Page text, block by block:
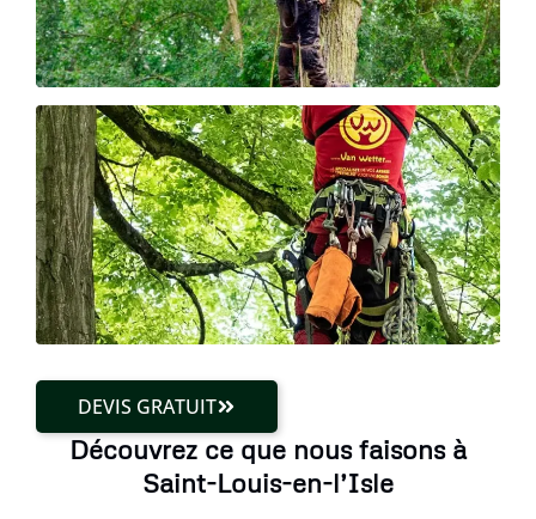
DEVIS GRATUIT
Découvrez ce que nous faisons à
Saint-Louis-en-l’Isle